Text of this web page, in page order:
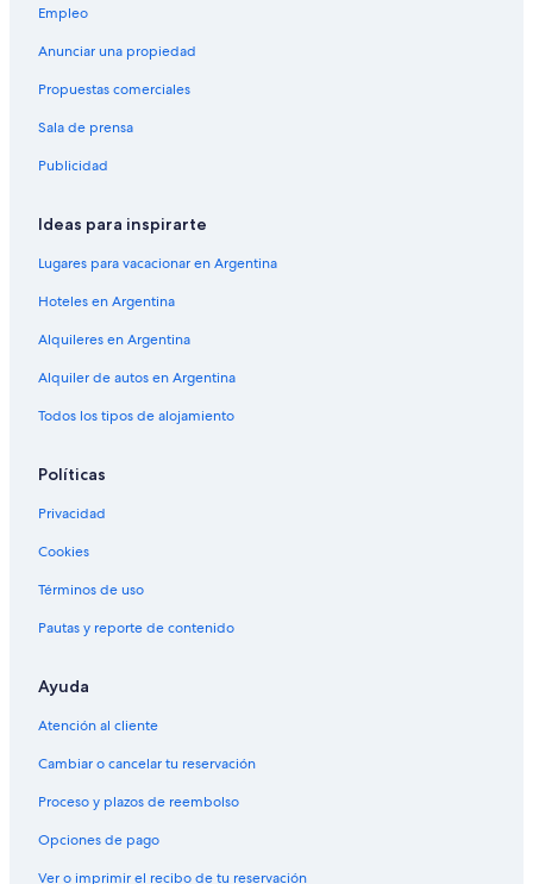
Empleo
Anunciar una propiedad
Propuestas comerciales
Sala de prensa
Publicidad
Ideas para inspirarte
Lugares para vacacionar en Argentina
Hoteles en Argentina
Alquileres en Argentina
Alquiler de autos en Argentina
Todos los tipos de alojamiento
Políticas
Privacidad
Cookies
Términos de uso
Pautas y reporte de contenido
Ayuda
Atención al cliente
Cambiar o cancelar tu reservación
Proceso y plazos de reembolso
Opciones de pago
Ver o imprimir el recibo de tu reservación